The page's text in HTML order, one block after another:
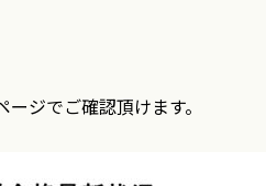
ジでご確認頂けます。